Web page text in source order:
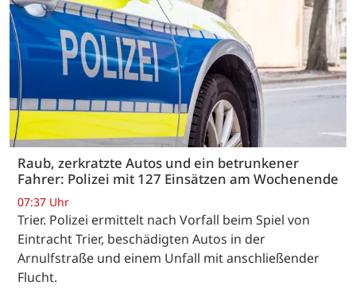
Raub, zerkratzte Autos und ein betrunkener
Fahrer: Polizei mit 127 Einsätzen am Wochenende
07:37 Uhr
Trier. Polizei ermittelt nach Vorfall beim Spiel von
Eintracht Trier, beschädigten Autos in der
Arnulfstraße und einem Unfall mit anschließender
Flucht.